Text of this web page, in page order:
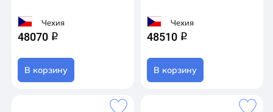
Чехия
48070 q
В корзину
Чехия
48510 q
В корзину